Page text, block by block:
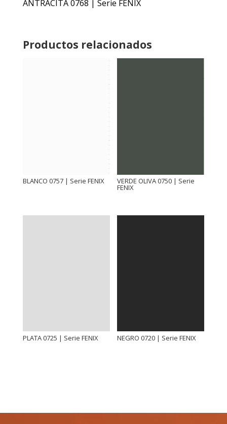
ANTRACITA 0768 | Serie FENIX
Productos relacionados
BLANCO 0757 | Serie FENIX VERDE OLIVA 0750 | Serie
FENIX
PLATA 0725 | Serie FENIX NEGRO 0720 | Serie FENIX